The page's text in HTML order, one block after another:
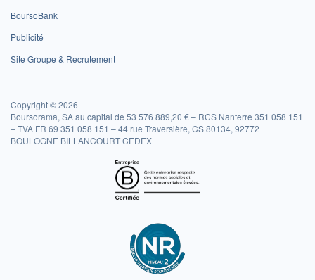
BoursoBank
Publicité
Site Groupe & Recrutement
Copyright © 2026
Boursorama, SA au capital de 53 576 889,20 € – RCS Nanterre 351 058 151
– TVA FR 69 351 058 151 – 44 rue Traversière, CS 80134, 92772
BOULOGNE BILLANCOURT CEDEX